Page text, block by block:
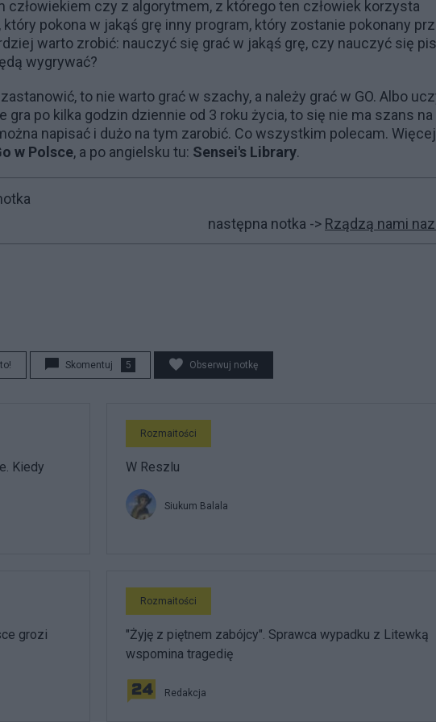
czy z algorytmem, z którego ten człowiek korzysta
pokona w jakąś grę inny program, który zostanie pokonany
warto zrobić: nauczyć się grać w jakąś grę, czy nauczyć się
wygrywać?
to nie warto grać w szachy, a należy grać w GO. Albo
po kilka godzin dziennie od 3 roku życia, to się nie ma szans na
napisać i dużo na tym zarobić. Co wszystkim polecam. Więcej
w Polsce, a po angielsku tu: Sensei's Library.
następna notka -> Rządzą nami
Skomentuj 5 Obserwuj notkę
Kiedy
Rozmaitości
W Reszlu
Siukum Balala
grozi
Rozmaitości
"Żyję z piętnem zabójcy". Sprawca wypadku z Litewką
wspomina tragedię
Redakcja